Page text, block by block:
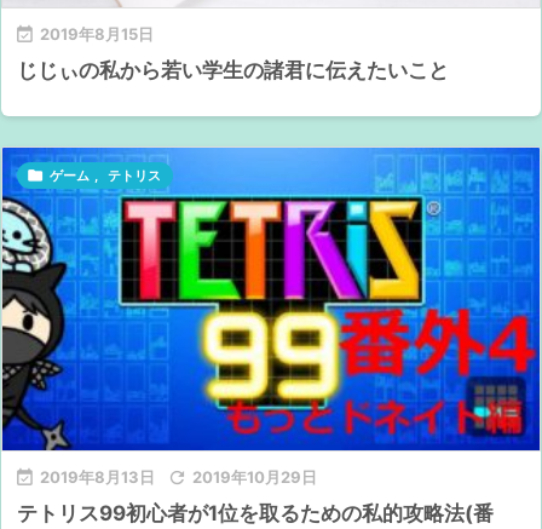
 2019年8月15日
じじぃの私から若い学生の諸君に伝えたいこと
 2019年8月13日  2019年10月29日
 ゲーム , テトリス
テトリス99初心者が1位を取るための私的攻略法(番